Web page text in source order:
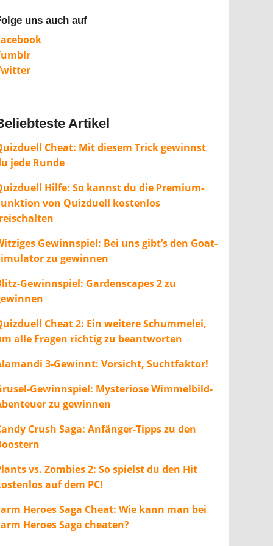
uns auch auf
Artikel
Cheat: Mit diesem Trick gewinnst
jede Runde
Hilfe: So kannst du die Premium-
von Quizduell kostenlos
Gewinnspiel: Bei uns gibt’s den Goat-
zu gewinnen
Gewinnspiel: Gardenscapes 2 zu
Cheat 2: Ein weitere Schummelei,
alle Fragen richtig zu beantworten
3-Gewinnt: Vorsicht, Suchtfaktor!
Gewinnspiel: Mysteriose Wimmelbild-
zu gewinnen
Crush Saga: Anfänger-Tipps zu den
vs. Zombies 2: So spielst du den Hit
auf dem PC!
Heroes Saga Cheat: Wie kann man bei
Heroes Saga cheaten?